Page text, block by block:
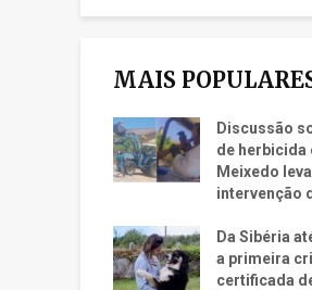
MAIS
Discussão
de herbicida
Meixedo
intervenção
Da Sibéria
a primeira
certificada